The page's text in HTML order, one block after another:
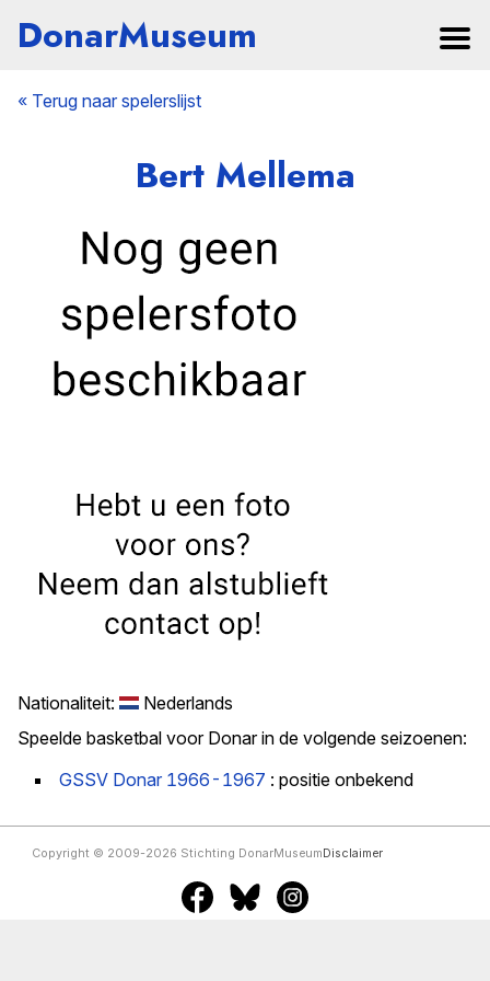
DonarMuseum
« Terug naar spelerslijst
Bert Mellema
Nationaliteit:
Nederlands
Speelde basketbal voor Donar in de volgende seizoenen:
GSSV Donar 1966-1967 : positie onbekend
Copyright © 2009-2026 Stichting DonarMuseum Disclaimer